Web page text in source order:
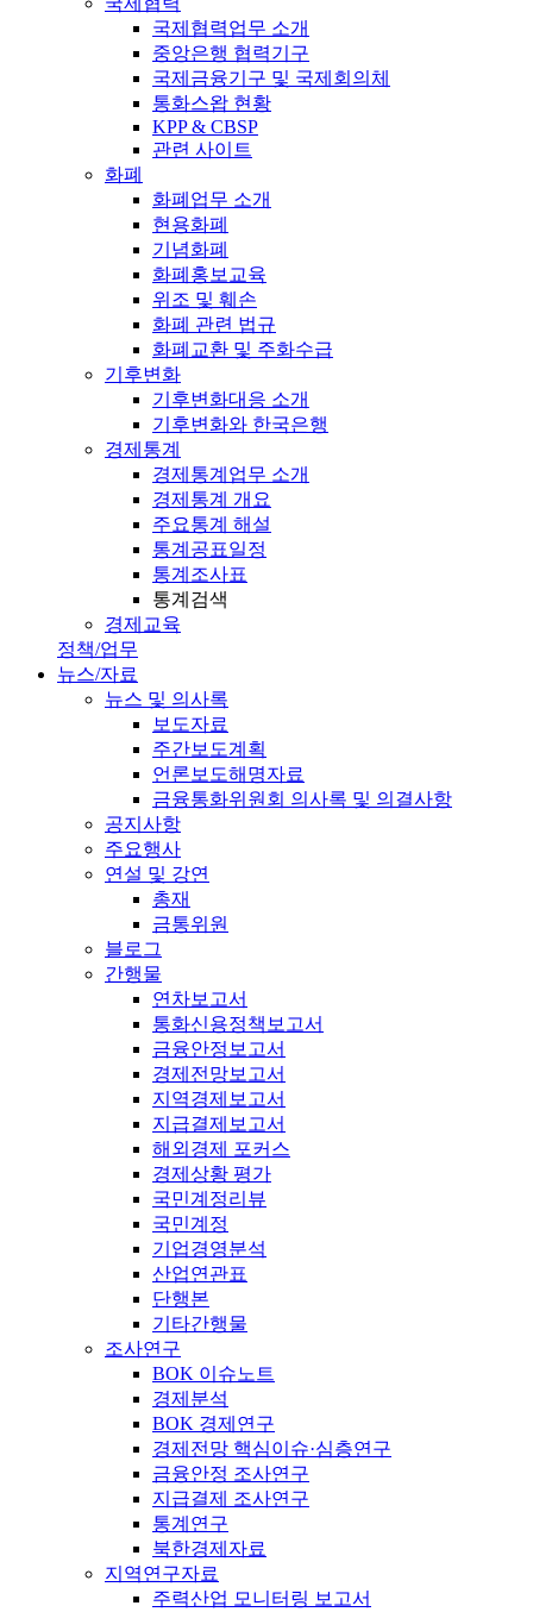
국제협력업무 소개
중앙은행 협력기구
국제금융기구 및 국제회의체
통화스왑 현황
KPP & CBSP
관련 사이트
화폐
화폐업무 소개
현용화폐
기념화폐
화폐홍보교육
위조 및 훼손
화폐 관련 법규
화폐교환 및 주화수급
기후변화
기후변화대응 소개
기후변화와 한국은행
경제통계
경제통계업무 소개
경제통계 개요
주요통계 해설
통계공표일정
통계조사표
통계검색
경제교육
정책/업무
뉴스/자료
뉴스 및 의사록
보도자료
주간보도계획
언론보도해명자료
금융통화위원회 의사록 및 의결사항
공지사항
주요행사
연설 및 강연
총재
금통위원
블로그
간행물
연차보고서
통화신용정책보고서
금융안정보고서
경제전망보고서
지역경제보고서
지급결제보고서
해외경제 포커스
경제상황 평가
국민계정리뷰
국민계정
기업경영분석
산업연관표
단행본
기타간행물
조사연구
BOK 이슈노트
경제분석
BOK 경제연구
경제전망 핵심이슈·심층연구
금융안정 조사연구
지급결제 조사연구
통계연구
북한경제자료
지역연구자료
주력산업 모니터링 보고서